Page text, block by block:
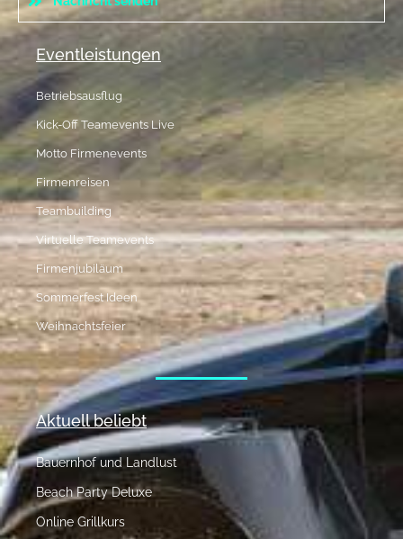
Eventleistungen
Betriebsausflug
Kick-Off Teamevents Live
Motto Firmenevents
Firmenreisen
Teambuilding
Virtuelle Teamevents
Firmenjubiläum
Sommerfest Ideen
Weihnachtsfeier
Aktuell beliebt
Bauernhof und Landlust
Beach Party Deluxe
Online Grillkurs